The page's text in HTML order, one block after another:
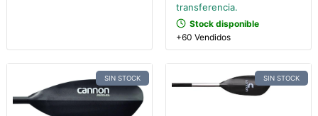
transferencia.
Stock disponible
+60 Vendidos
SIN STOCK SIN STOCK